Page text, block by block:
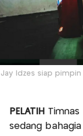
Jay Idzes siap pimpin
PELATIH Timnas
sedang